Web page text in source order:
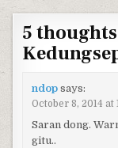
5
ndop says:
October 8, 2014 at
Saran dong.
gitu..